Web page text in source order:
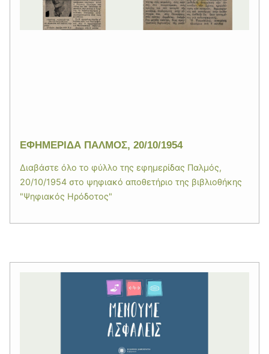
ΕΦΗΜΕΡΙΔΑ ΠΑΛΜΟΣ, 20/10/1954
Διαβάστε όλο το φύλλο της εφημερίδας Παλμός,
20/10/1954 στο ψηφιακό αποθετήριο της βιβλιοθήκης
"Ψηφιακός Ηρόδοτος"